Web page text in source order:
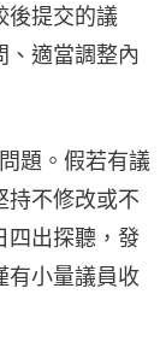
後提交的議
、適當調整內
題。假若有議
持不修改或不
四出探聽，發
有小量議員收